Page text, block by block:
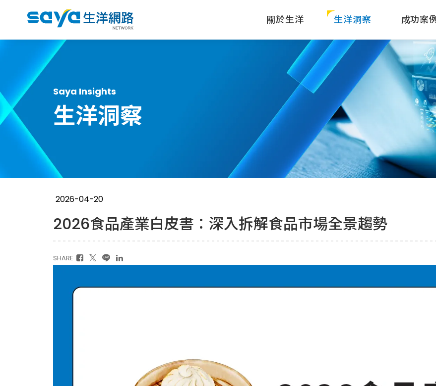
關於生洋 生洋洞察 成功案
Saya Insights
生洋洞察
2026-04-20
2026食品產業白皮書：深入拆解食品市場全景趨勢
SHARE